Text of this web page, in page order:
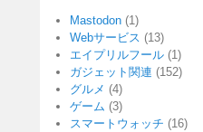
Mastodon (1)
Webサービス (13)
エイプリルフール (1)
ガジェット関連 (152)
グルメ (4)
ゲーム (3)
スマートウォッチ (16)